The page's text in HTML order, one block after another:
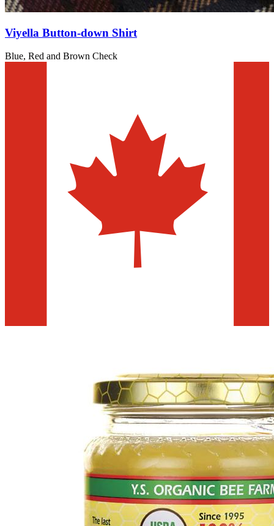
Viyella Button-down Shirt
Blue, Red and Brown Check